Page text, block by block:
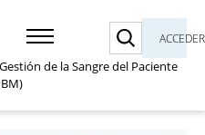
ACCEDER
de la Sangre del Paciente